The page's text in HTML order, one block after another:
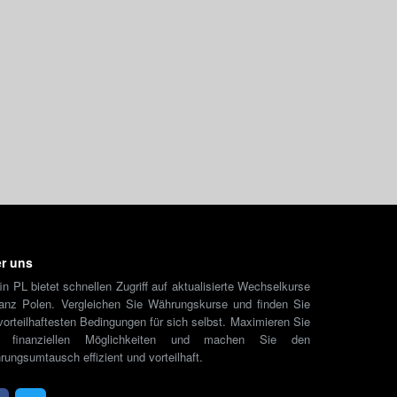
uns
PL bietet schnellen Zugriff auf aktualisierte Wechselkurse
Polen. Vergleichen Sie Währungskurse und finden Sie
Bedingungen für sich selbst. Maximieren Sie
finanziellen Möglichkeiten und machen Sie den
effizient und vorteilhaft.